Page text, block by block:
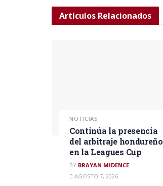
Artículos Relacionados
NOTICIAS
Continúa la presencia
del arbitraje hondureño
en la Leagues Cup
BY BRAYAN MIDENCE
AGOSTO 7, 2026